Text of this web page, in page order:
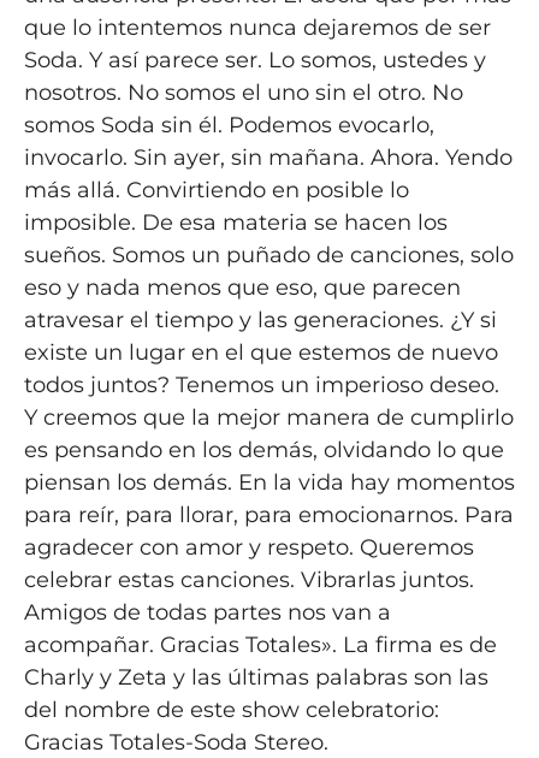
que lo intentemos nunca dejaremos de ser
Soda. Y así parece ser. Lo somos, ustedes y
nosotros. No somos el uno sin el otro. No
somos Soda sin él. Podemos evocarlo,
invocarlo. Sin ayer, sin mañana. Ahora. Yendo
más allá. Convirtiendo en posible lo
imposible. De esa materia se hacen los
sueños. Somos un puñado de canciones, solo
eso y nada menos que eso, que parecen
atravesar el tiempo y las generaciones. ¿Y si
existe un lugar en el que estemos de nuevo
todos juntos? Tenemos un imperioso deseo.
Y creemos que la mejor manera de cumplirlo
es pensando en los demás, olvidando lo que
piensan los demás. En la vida hay momentos
para reír, para llorar, para emocionarnos. Para
agradecer con amor y respeto. Queremos
celebrar estas canciones. Vibrarlas juntos.
Amigos de todas partes nos van a
acompañar. Gracias Totales». La firma es de
Charly y Zeta y las últimas palabras son las
del nombre de este show celebratorio:
Gracias Totales-Soda Stereo.